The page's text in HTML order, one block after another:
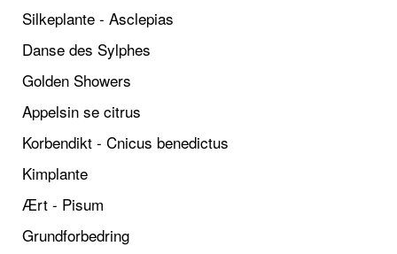
Silkeplante - Asclepias
Danse des Sylphes
Golden Showers
Appelsin se citrus
Korbendikt - Cnicus benedictus
Kimplante
Ært - Pisum
Grundforbedring